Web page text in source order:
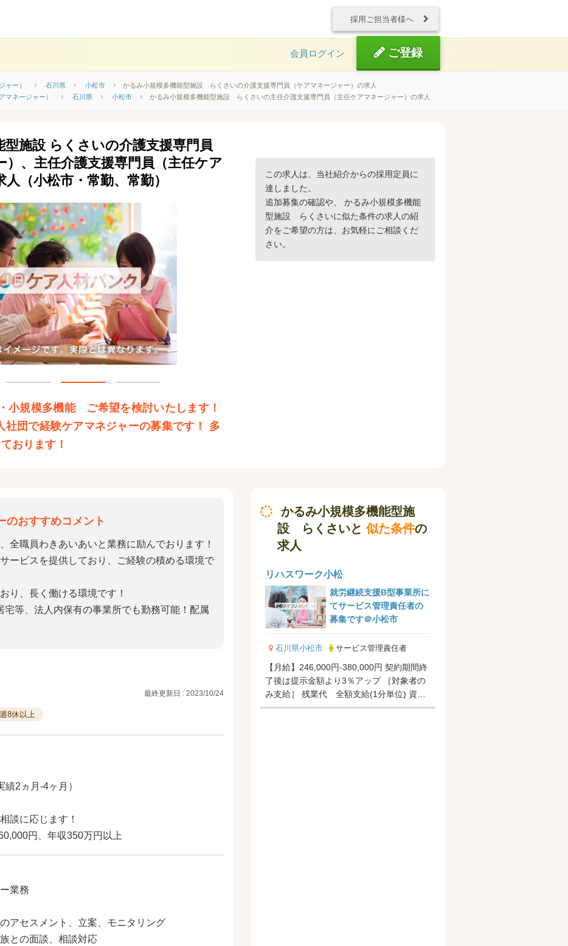
採用ご担当者様へ
会員ログイン ご登録
ャー） 石川県 小松市
かるみ小規模多機能型施設 らくさいの介護支援専門員（ケアマネージャー）の求人
マネージャー） 石川県 小松市 かるみ小規模多機能型施設 らくさいの主任介護支援専門員（主任ケアマネージャー）の求人
施設 らくさいの介護支援専門員
）、主任介護支援専門員（主任ケア
（小松市・常勤、常勤）
小規模多機能 ご希望を検討いたします！
社団で経験ケアマネジャーの募集です！ 多
おります！
この求人は、当社紹介からの採用定員に
達しました。
追加募集の確認や、 かるみ小規模多機能
型施設 らくさいに似た条件の求人の紹
介をご希望の方は、お気軽にご相談くだ
さい。
のおすすめコメント
全職員わきあいあいと業務に励んでおります！
ービスを提供しており、ご経験の積める環境で
り、長く働ける環境です！
等、法人内保有の事業所でも勤務可能！配属
最終更新日 : 2023/10/24
8休以上
2ヵ月-4ヶ月）
談に応じます！
円、年収350万円以上
業務
アセスメント、立案、モニタリング
との面談、相談対応
かるみ小規模多機能型施
設 らくさいと似た条件の
求人
リハスワーク小松
就労継続支援B型事業所に
てサービス管理責任者の
募集です＠小松市
石川県小松市 サービス管理責任者
【月給】246,000円-380,000円 契約期間終
了後は提示金額より3％アップ ［対象者の
み支給］ 残業代 全額支給(1分単位) 資格
手当 社内規定あり ...